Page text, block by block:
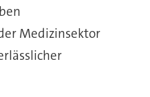
Medizinsektor